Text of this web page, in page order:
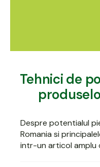
Tehnici de
Despre potentialul
Romania si
intr-un articol